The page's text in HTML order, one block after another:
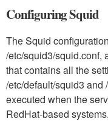
Configuring Squid
The Squid
/etc/squid3/squid.conf,
that contains all the
/etc/default/squid3 and
executed when the
RedHat-based